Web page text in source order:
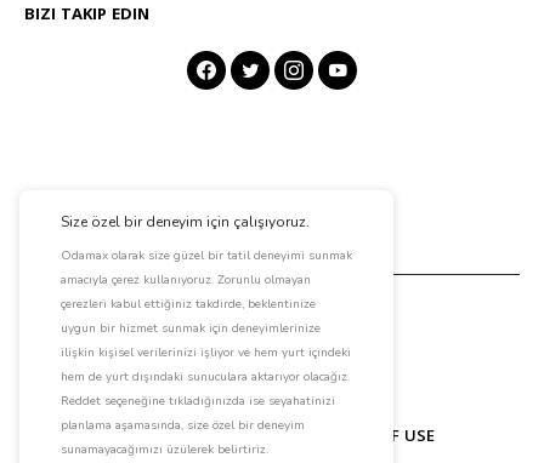
BIZI TAKIP EDIN
ABOUT ODAMAX CONTACT
TERMS OF USE